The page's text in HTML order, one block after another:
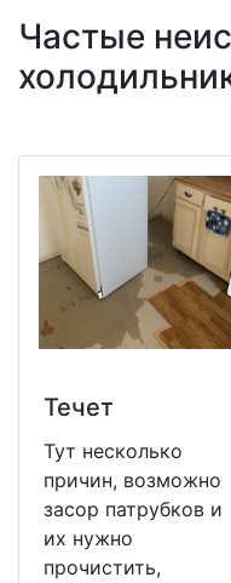
Частые
Течет
Тут несколько
причин, возможно
засор патрубков и
их нужно
прочистить,